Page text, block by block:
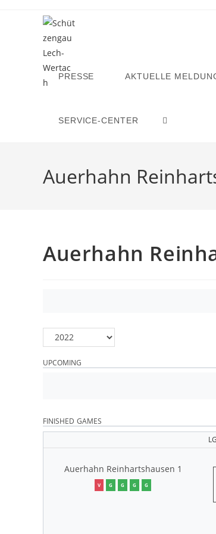
PRESSE AKTUELLE
SERVICE-CENTER WEBSITE-
Auerhahn
Auerhahn
UPCOMING
FINISHED GAMES
Auerhahn Reinhartshausen 1
V G G G G